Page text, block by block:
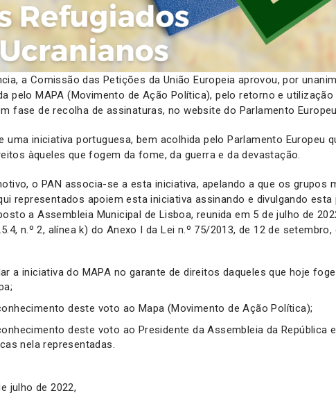
a Comissão das Petições da União Europeia aprovou, por
pelo MAPA (Movimento de Ação Política), pelo retorno e
fase de recolha de assinaturas, no website do Parlamento
uma iniciativa portuguesa, bem acolhida pelo Parlamento Europeu
àqueles que fogem da fome, da guerra e da devastação.
o PAN associa-se a esta iniciativa, apelando a que os grupos
representados apoiem esta iniciativa assinando e divulgando esta
a Assembleia Municipal de Lisboa, reunida em 5 de julho de
n.º 2, alínea k) do Anexo I da Lei n.º 75/2013, de 12 de setembro,
a iniciativa do MAPA no garante de direitos daqueles que hoje
deste voto ao Mapa (Movimento de Ação Política);
deste voto ao Presidente da Assembleia da República
nela representadas.
julho de 2022,